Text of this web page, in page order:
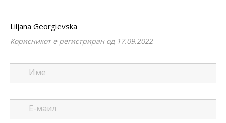
Liljana Georgievska
Корисникот е регистриран од 17.09.2022